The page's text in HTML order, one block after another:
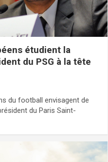
étudient la
du PSG à la tête
du football envisagent de
du Paris Saint-